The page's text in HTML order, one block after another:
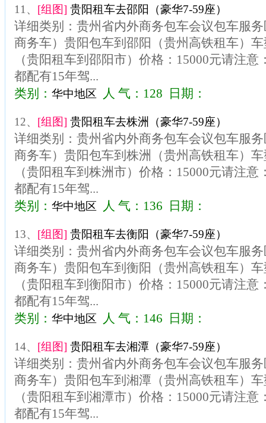
11、 [组图] 贵阳租车去邵阳（豪华7-59座）
详细类别：贵州省内外商务包车会议包车服
商务车）贵阳包车到邵阳（贵州高铁租车）
（贵阳租车到邵阳市）价格：15000元请注
都配有15年驾...
类别： 华中地区 人 气：128 日期：
12、 [组图] 贵阳租车去株洲（豪华7-59座）
详细类别：贵州省内外商务包车会议包车服
商务车）贵阳包车到株洲（贵州高铁租车）
（贵阳租车到株洲市）价格：15000元请注
都配有15年驾...
类别： 华中地区 人 气：136 日期：
13、 [组图] 贵阳租车去衡阳（豪华7-59座）
详细类别：贵州省内外商务包车会议包车服
商务车）贵阳包车到衡阳（贵州高铁租车）
（贵阳租车到衡阳市）价格：15000元请注
都配有15年驾...
类别： 华中地区 人 气：146 日期：
14、 [组图] 贵阳租车去湘潭（豪华7-59座）
详细类别：贵州省内外商务包车会议包车服
商务车）贵阳包车到湘潭（贵州高铁租车）
（贵阳租车到湘潭市）价格：15000元请注
都配有15年驾...